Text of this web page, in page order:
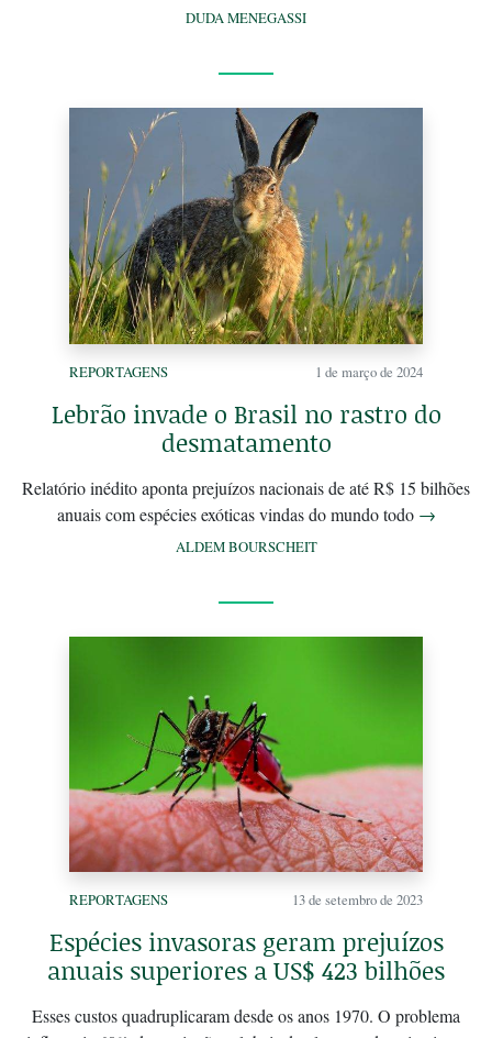
DUDA MENEGASSI
REPORTAGENS 1 de março de 2024
Lebrão invade o Brasil no rastro do
desmatamento
Relatório inédito aponta prejuízos nacionais de até R$ 15 bilhões
anuais com espécies exóticas vindas do mundo todo →
ALDEM BOURSCHEIT
REPORTAGENS 13 de setembro de 2023
Espécies invasoras geram prejuízos
anuais superiores a US$ 423 bilhões
Esses custos quadruplicaram desde os anos 1970. O problema